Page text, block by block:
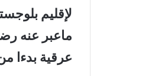
لإقليم
ماعبر عنه
عرقية بدءا